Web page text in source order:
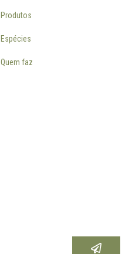
Produtos
Espécies
Quem faz